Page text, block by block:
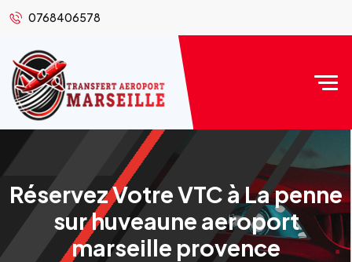
0768406578
Réservez Votre VTC à La penne
sur huveaune aeroport
marseille provence